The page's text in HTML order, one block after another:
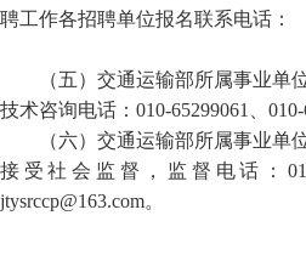
聘工作各招聘单位报名联系电话：
（五）交通运输部所属事业单
技术咨询电话：010-65299061、010-
（六）交通运输部所属事业单
接受社会监督，监督电话：
jtysrccp@163.com。